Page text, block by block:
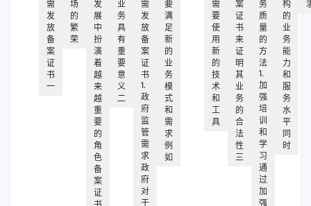
需
发
放
备
案
证
书
一
场
的
繁
荣
发
展
中
扮
演
着
越
来
越
重
要
的
角
色
备
案
证
业
务
具
有
重
要
意
义
二
需
发
放
备
案
证
书
1.
政
府
监
管
需
求
政
府
对
于
要
满
足
新
的
业
务
模
式
和
需
求
例
如
需
要
使
用
新
的
技
术
和
工
具
案
证
书
来
证
明
其
业
务
的
合
法
性
三
务
质
量
的
方
法
1.
加
强
培
训
和
学
习
通
过
加
强
构
的
业
务
能
力
和
服
务
水
平
同
时